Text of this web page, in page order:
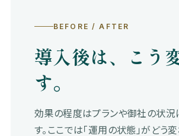
BEFORE / AFTER
導入後は、こう
す。
効果の程度はプランや御社の状況
す。ここでは「運用の状態」がどう